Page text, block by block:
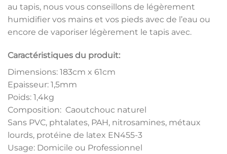
au tapis, nous vous conseillons de légèrement
humidifier vos mains et vos pieds avec de l’eau ou
encore de vaporiser légèrement le tapis avec.
Caractéristiques du produit:
Dimensions: 183cm x 61cm
Epaisseur: 1,5mm
Poids: 1,4kg
Composition: Caoutchouc naturel
Sans PVC, phtalates, PAH, nitrosamines, métaux
lourds, protéine de latex EN455-3
Usage: Domicile ou Professionnel